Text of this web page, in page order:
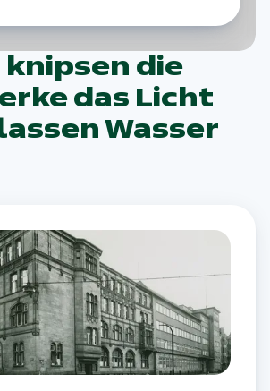
knipsen die
das Licht
Wasser